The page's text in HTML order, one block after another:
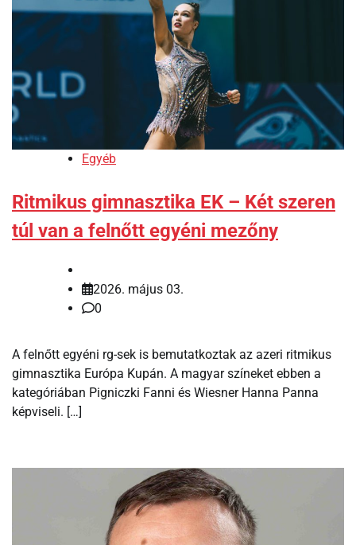
Egyéb
Ritmikus gimnasztika EK – Két szeren
túl van a felnőtt egyéni mezőny
2026. május 03.
0
A felnőtt egyéni rg-sek is bemutatkoztak az azeri ritmikus
gimnasztika Európa Kupán. A magyar színeket ebben a
kategóriában Pigniczki Fanni és Wiesner Hanna Panna
képviseli. […]